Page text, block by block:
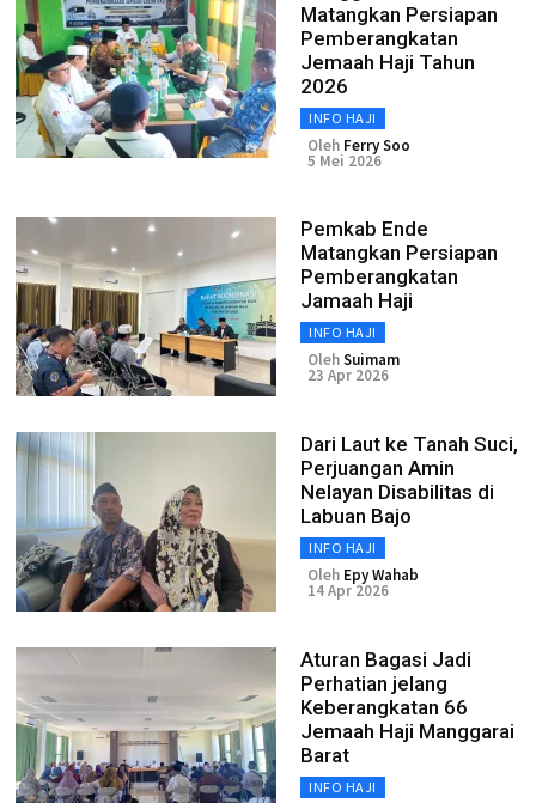
Matangkan Persiapan
Pemberangkatan
Jemaah Haji Tahun
2026
INFO HAJI
Oleh Ferry Soo
5 Mei 2026
Pemkab Ende
Matangkan Persiapan
Pemberangkatan
Jamaah Haji
INFO HAJI
OlehSuimam
23 Apr 2026
Dari Laut ke Tanah Suci,
Perjuangan Amin
Nelayan Disabilitas di
Labuan Bajo
INFO HAJI
Oleh Epy Wahab
14 Apr 2026
Aturan Bagasi Jadi
Perhatian jelang
Keberangkatan 66
Jemaah Haji Manggarai
Barat
INFO HAJI